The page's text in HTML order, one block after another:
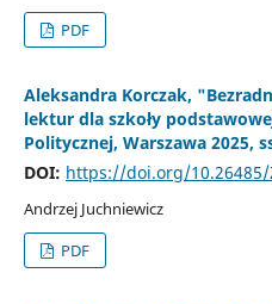
PDF
Aleksandra Korczak,
lektur dla szkoły
Politycznej, Warszawa 2025,
DOI: https://doi.org/10.26485/
Andrzej Juchniewicz
PDF